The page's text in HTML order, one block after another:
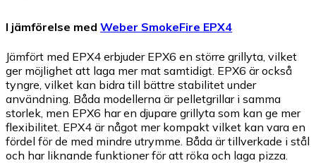
I jämförelse med Weber SmokeFire EPX4
Jämfört med EPX4 erbjuder EPX6 en större grillyta, vilket
ger möjlighet att laga mer mat samtidigt. EPX6 är också
tyngre, vilket kan bidra till bättre stabilitet under
användning. Båda modellerna är pelletgrillar i samma
storlek, men EPX6 har en djupare grillyta som kan ge mer
flexibilitet. EPX4 är något mer kompakt vilket kan vara en
fördel för de med mindre utrymme. Båda är tillverkade i stål
och har liknande funktioner för att röka och laga pizza.